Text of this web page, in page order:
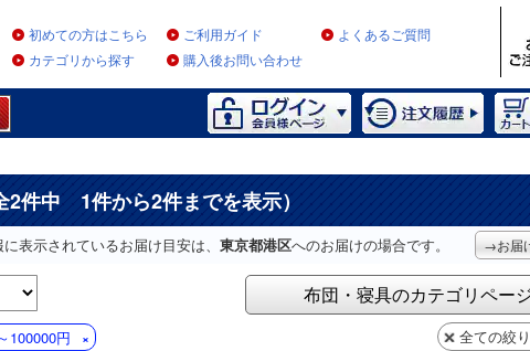
初めての方はこちら ご利用ガイド
よくあるご質問
カテゴリから探す
購入後お問い合わせ
2件中 1件から2件までを表示）
表示されているお届け目安は、 東京都港区へのお届けの場合です。 →お届
布団・寝具のカテゴリペー
100000円 全ての絞